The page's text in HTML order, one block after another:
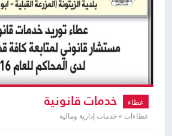
عطاء خدمات قانونية
عطاءات » خدمات إدارية ومالية